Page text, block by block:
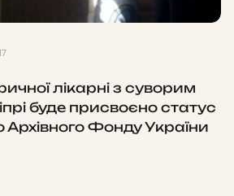
лікарні з суворим
буде присвоєно статус
Архівного Фонду України